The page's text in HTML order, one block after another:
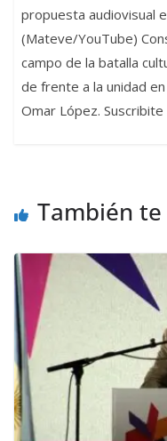
propuesta audiovisual
(Mateve/YouTube)
campo de la batalla
de frente a la unidad
Omar López.
También